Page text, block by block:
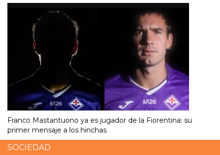
Franco Mastantuono ya es jugador de la Fiorentina: su
primer mensaje a los hinchas
SOCIEDAD